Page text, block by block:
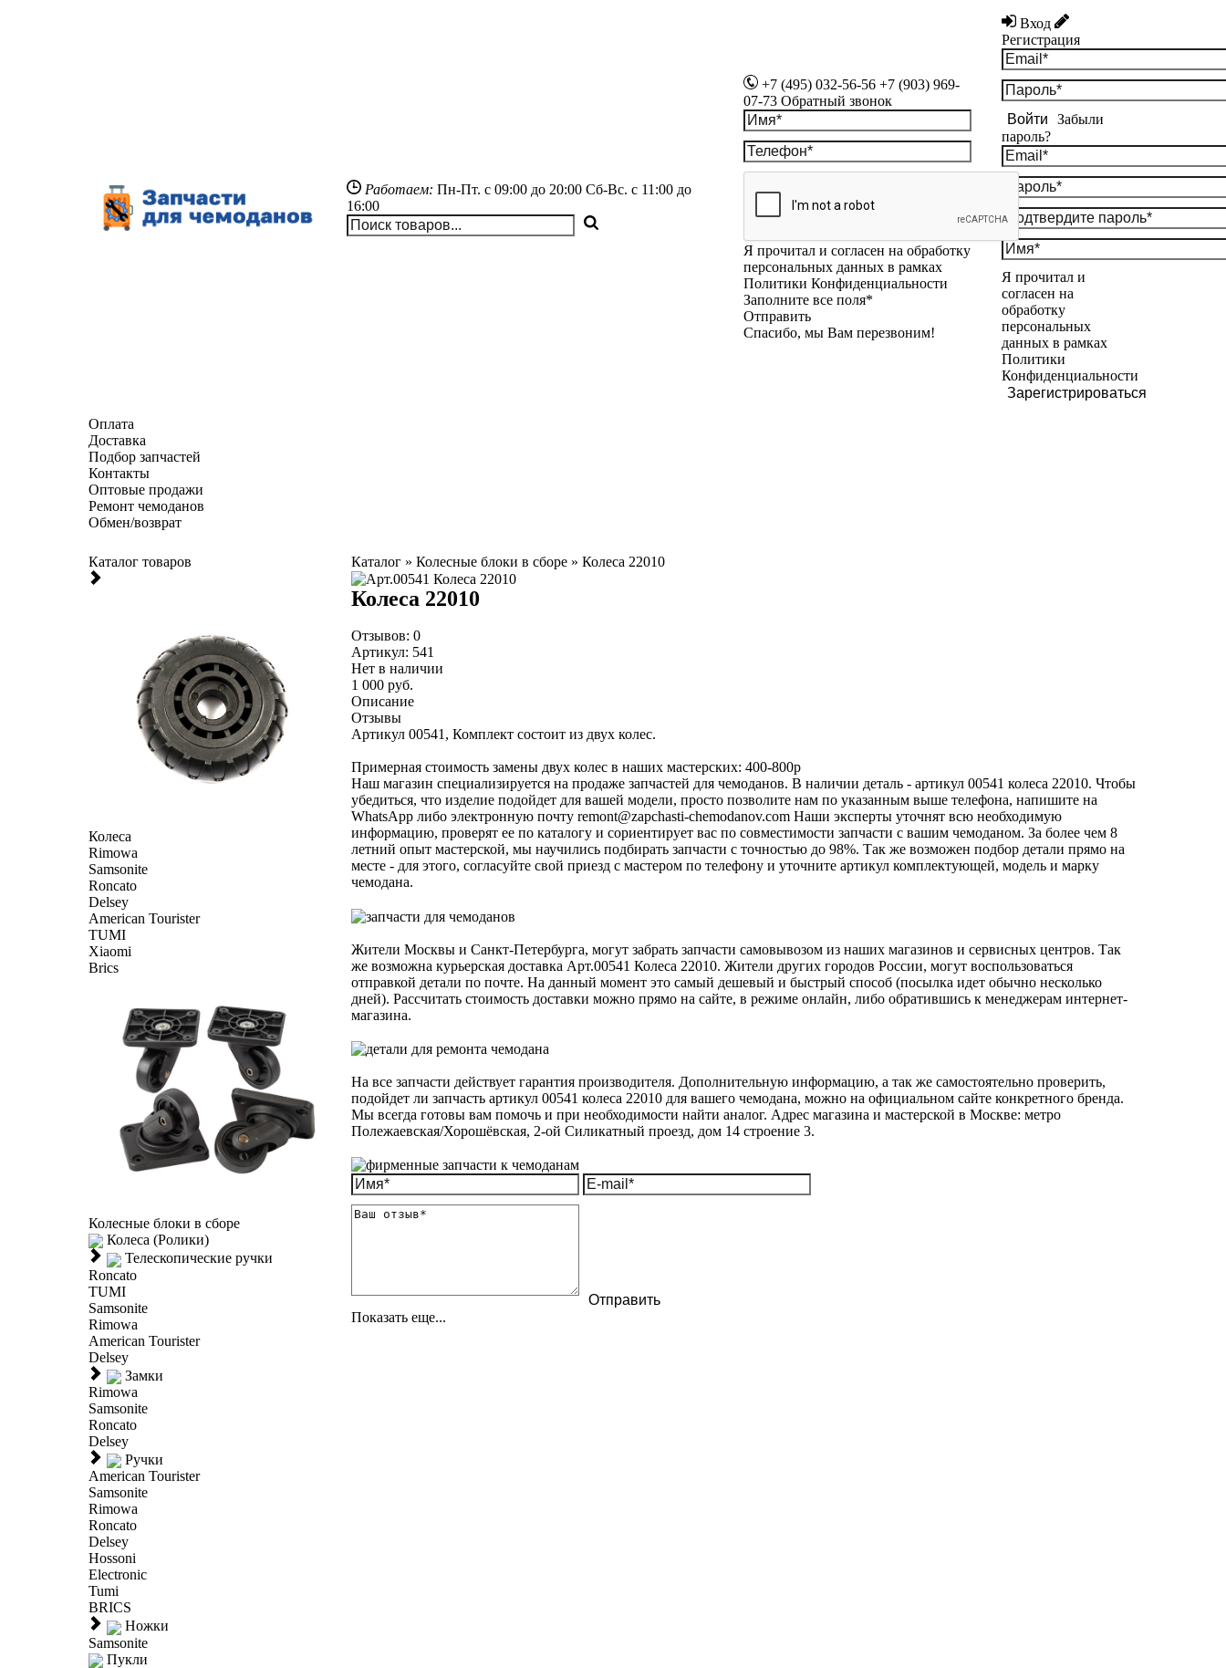
Работаем: Пн-Пт. с 09:00 до 20:00Сб-Вс. с 11:00 до
16:00
+7 (495) 032-56-56 +7 (903) 969-
07-73 Обратный звонок
Я прочитал и согласен на обработку
персональных данных в рамках
Политики Конфиденциальности
Заполните все поля*
Отправить
Спасибо, мы Вам перезвоним!
Вход
Регистрация
Войти
Забыли
пароль?
Я прочитал и
согласен на
обработку
персональных
данных в рамках
Политики
Конфиденциальности
Зарегистрироваться
Оплата
Доставка
Подбор запчастей
Контакты
Оптовые продажи
Ремонт чемоданов
Обмен/возврат
Каталог товаров
Колеса
Rimowa
Samsonite
Roncato
Delsey
American Tourister
TUMI
Xiaomi
Brics
Колесные блоки в сборе
Колеса (Ролики)
Телескопические ручки
Roncato
TUMI
Samsonite
Rimowa
American Tourister
Delsey
Замки
Rimowa
Samsonite
Roncato
Delsey
Ручки
American Tourister
Samsonite
Rimowa
Roncato
Delsey
Hossoni
Electronic
Tumi
BRICS
Ножки
Samsonite
Пукли
Каталог» Колесные блоки в сборе» Колеса 22010
Колеса 22010
Отзывов: 0
Артикул: 541
Нет в наличии
1 000 руб.
Описание
Отзывы
Артикул 00541, Комплект состоит из двух колес.
Примерная стоимость замены двух колес в наших мастерских: 400-800р
Наш магазин специализируется на продаже запчастей для чемоданов. В наличии деталь - артикул 00541 колеса 22010. Чтобы
убедиться, что изделие подойдет для вашей модели, просто позволите нам по указанным выше телефона, напишите на
WhatsApp либо электронную почту remont@zapchasti-chemodanov.comНаши эксперты уточнят всю необходимую
информацию, проверят ее по каталогу и сориентирует вас по совместимости запчасти с вашим чемоданом. За более чем 8
летний опыт мастерской, мы научились подбирать запчасти с точностью до 98%. Так же возможен подбор детали прямо на
месте - для этого, согласуйте свой приезд с мастером по телефону и уточните артикул комплектующей, модель и марку
чемодана.
Жители Москвы и Санкт-Петербурга, могут забрать запчасти самовывозом из наших магазинов и сервисных центров. Так
же возможна курьерская доставка Арт.00541 Колеса 22010. Жители других городов России, могут воспользоваться
отправкой детали по почте. На данный момент это самый дешевый и быстрый способ (посылка идет обычно несколько
дней). Рассчитать стоимость доставки можно прямо на сайте, в режиме онлайн, либо обратившись к менеджерам интернет-
магазина.
На все запчасти действует гарантия производителя. Дополнительную информацию, а так же самостоятельно проверить,
подойдет ли запчасть артикул 00541 колеса 22010 для вашего чемодана, можно на официальном сайте конкретного бренда.
Мы всегда готовы вам помочь и при необходимости найти аналог. Адрес магазина и мастерской в Москве: метро
Полежаевская/Хорошёвская, 2-ой Силикатный проезд, дом 14 строение 3.
Показать еще...